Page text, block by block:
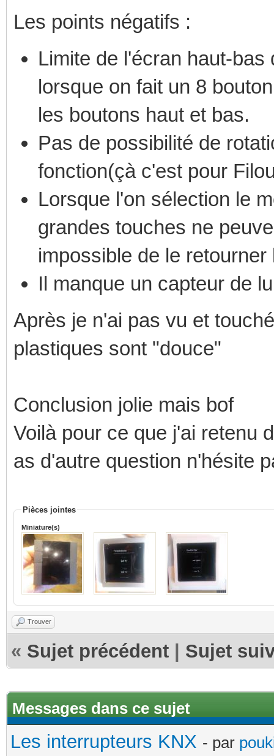
Les points négatifs :
Limite de l'écran haut-
lorsque on fait un 8
les boutons haut et bas.
Pas de possibilité de
fonction(çà c'est pour
Lorsque l'on sélection le
grandes touches ne
impossible de le
Il manque un capteur de
Après je n'ai pas vu et
plastiques sont "douce"
Conclusion jolie mais bof
Voilà pour ce que j'ai retenu
as d'autre question n'hésite
Pièces jointes
Miniature(s)
Trouver
« Sujet précédent Sujet
Messages dans ce sujet
Les interrupteurs KNX - par